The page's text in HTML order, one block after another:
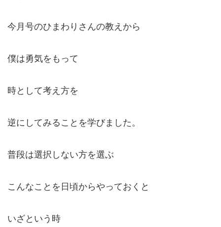
今月号のひまわりさんの教えから
僕は勇気をもって
時として考え方を
逆にしてみることを学びました。
普段は選択しない方を選ぶ
こんなことを日頃からやっておくと
いざという時